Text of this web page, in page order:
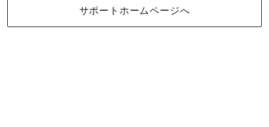
サポートホームページへ